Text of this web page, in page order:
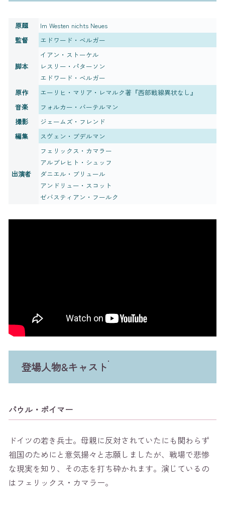
原題
Im Westen nichts Neues
監督
エドワード・ベルガー
脚本
イアン・ストーケル
レスリー・パターソン
エドワード・ベルガー
原作
エーリヒ・マリア・レマルク著『西部戦線異状なし』
音楽
フォルカー・バーテルマン
撮影
ジェームズ・フレンド
編集
スヴェン・ブデルマン
出演者
フェリックス・カマラー
アルブレヒト・シュッフ
ダニエル・ブリュール
アンドリュー・スコット
ゼバスティアン・フールク
登場人物&キャスト
パウル・ボイマー
ドイツの若き兵士。母親に反対されていたにも関わらず
祖国のためにと意気揚々と志願しましたが、戦場で悲惨
な現実を知り、その志を打ち砕かれます。演じているの
はフェリックス・カマラー。